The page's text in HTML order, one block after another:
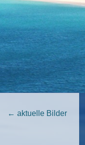
← aktuelle Bilder